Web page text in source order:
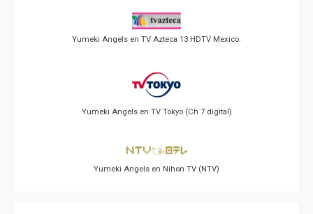
Yumeki Angels en TV Azteca 13 HDTV Mexico.
Yumeki Angels en TV Tokyo (Ch 7 digital)
Yumeki Angels en Nihon TV (NTV)